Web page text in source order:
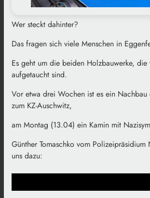
Wer steckt dahinter?
Das fragen sich viele Menschen in
Es geht um die beiden Holzbauwerke, die
aufgetaucht sind.
Vor etwa drei Wochen ist es ein Nachbau
zum KZ-Auschwitz,
am Montag (13.04) ein Kamin mit
Günther Tomaschko vom Polizeipräsidium
uns dazu: